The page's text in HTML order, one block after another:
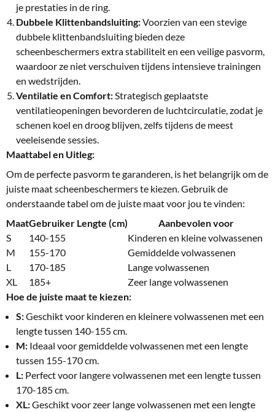
je prestaties in de ring.
Dubbele Klittenbandsluiting:Voorzien van een stevige
dubbele klittenbandsluiting bieden deze
scheenbeschermers extra stabiliteit en een veilige pasvorm,
waardoor ze niet verschuiven tijdens intensieve trainingen
en wedstrijden.
Ventilatie en Comfort: Strategisch geplaatste
ventilatieopeningen bevorderen de luchtcirculatie, zodat je
schenen koel en droog blijven, zelfs tijdens de meest
veeleisende sessies.
Maattabel en Uitleg:
Om de perfecte pasvorm te garanderen, is het belangrijk om de
juiste maat scheenbeschermers te kiezen. Gebruik de
onderstaande tabel om de juiste maat voor jou te vinden:
MaatGebruiker Lengte (cm)
Aanbevolen voor
S
140-155
Kinderen en kleine volwassenen
M
155-170
Gemiddelde volwassenen
L
170-185
Lange volwassenen
XL
185+
Zeer lange volwassenen
Hoe de juiste maat te kiezen:
S:Geschikt voor kinderen en kleinere volwassenen met een
lengte tussen 140-155 cm.
M: Ideaal voor gemiddelde volwassenen met een lengte
tussen 155-170 cm.
L: Perfect voor langere volwassenen met een lengte tussen
170-185 cm.
XL:Geschikt voor zeer lange volwassenen met een lengte